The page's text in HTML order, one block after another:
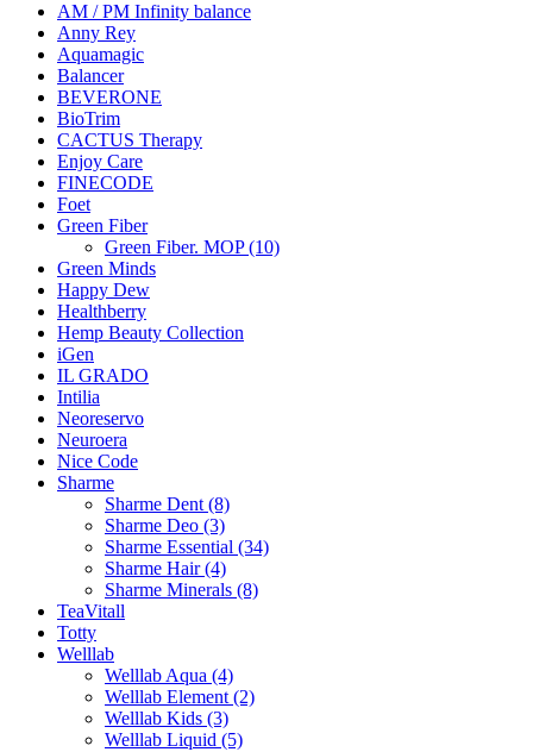
AM / PM Infinity balance
Anny Rey
Aquamagic
Balancer
BEVERONE
BioTrim
CACTUS Therapy
Enjoy Care
FINECODE
Foet
Green Fiber
Green Fiber. MOP (10)
Green Minds
Happy Dew
Healthberry
Hemp Beauty Collection
iGen
IL GRADO
Intilia
Neoreservo
Neuroera
Nice Code
Sharme
Sharme Dent (8)
Sharme Deo (3)
Sharme Essential (34)
Sharme Hair (4)
Sharme Minerals (8)
TeaVitall
Totty
Welllab
Welllab Aqua (4)
Welllab Element (2)
Welllab Kids (3)
Welllab Liquid (5)